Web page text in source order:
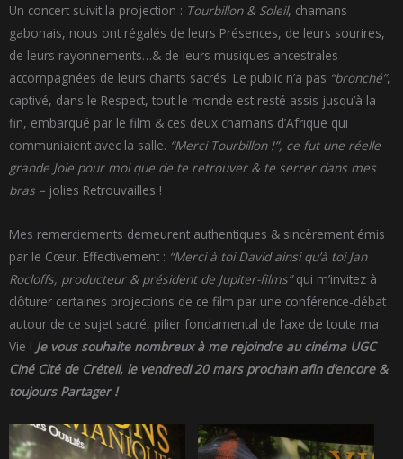
Un concert suivit la projection : Tourbillon & Soleil, chamans
gabonais, nous ont régalés de leurs Présences, de leurs sourires,
de leurs rayonnements…& de leurs musiques ancestrales
accompagnées de leurs chants sacrés. Le public n’a pas “bronché”,
captivé, dans le Respect, tout le monde est resté assis jusqu’à la
fin, embarqué par le film & ces deux chamans d’Afrique qui
communiaient avec la salle. “Merci Tourbillon !”, ce fut une réelle
grande Joie pour moi que de te retrouver & te serrer dans mes
bras – jolies Retrouvailles !
Mes remerciements demeurent authentiques & sincèrement émis
par le Cœur. Effectivement : “Merci à toi David ainsi qu’à toi Jan
Rocloffs, producteur & président de Jupiter-films”qui m’invitez à
clôturer certaines projections de ce film par une conférence-débat
autour de ce sujet sacré, pilier fondamental de l’axe de toute ma
Vie ! Je vous souhaite nombreux à me rejoindre au cinéma UGC
Ciné Cité de Créteil, le vendredi 20 mars prochain afin d’encore &
toujours Partager !